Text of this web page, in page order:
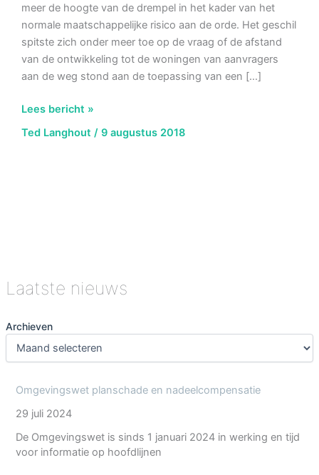
meer de hoogte van de drempel in het kader van het
normale maatschappelijke risico aan de orde. Het geschil
spitste zich onder meer toe op de vraag of de afstand
van de ontwikkeling tot de woningen van aanvragers
aan de weg stond aan de toepassing van een […]
AbRS
8
augustus
Lees bericht »
Ted Langhout / 9 augustus 2018
Laatste nieuws
Archieven
Omgevingswet planschade en nadeelcompensatie
29 juli 2024
De Omgevingswet is sinds 1 januari 2024 in werking en tijd
voor informatie op hoofdlijnen